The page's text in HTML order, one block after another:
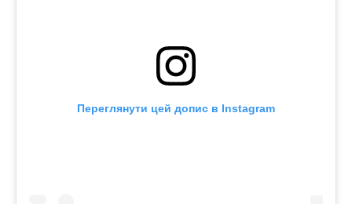
Переглянути цей допис в Instagram